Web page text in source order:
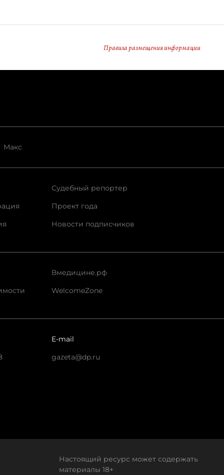
Правила размещения информации
Макс
Судебный репортер
Проект года
Новости подписчиков
Вмедицине.рф
WelcomeZone
E-mail
gazeta@dp.ru
Настоящий ресурс может содержать
материалы 18+